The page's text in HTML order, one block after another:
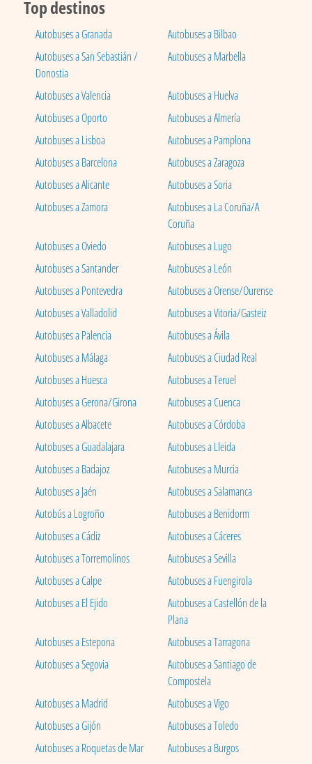
Top destinos
Autobuses a Granada
Autobuses a Bilbao
Autobuses a San Sebastián /
Donostia
Autobuses a Marbella
Autobuses a Valencia
Autobuses a Huelva
Autobuses a Oporto
Autobuses a Almería
Autobuses a Lisboa
Autobuses a Pamplona
Autobuses a Barcelona
Autobuses a Zaragoza
Autobuses a Alicante
Autobuses a Soria
Autobuses a Zamora
Autobuses a La Coruña/A
Coruña
Autobuses a Oviedo
Autobuses a Lugo
Autobuses a Santander
Autobuses a León
Autobuses a Pontevedra
Autobuses a Orense/Ourense
Autobuses a Valladolid
Autobuses a Vitoria/Gasteiz
Autobuses a Palencia
Autobuses a Ávila
Autobuses a Málaga
Autobuses a Ciudad Real
Autobuses a Huesca
Autobuses a Teruel
Autobuses a Gerona/Girona
Autobuses a Cuenca
Autobuses a Albacete
Autobuses a Córdoba
Autobuses a Guadalajara
Autobuses a Lleida
Autobuses a Badajoz
Autobuses a Murcia
Autobuses a Jaén
Autobuses a Salamanca
Autobús a Logroño
Autobuses a Benidorm
Autobuses a Cádiz
Autobuses a Cáceres
Autobuses a Torremolinos
Autobuses a Sevilla
Autobuses a Calpe
Autobuses a Fuengirola
Autobuses a El Ejido
Autobuses a Castellón de la
Plana
Autobuses a Estepona
Autobuses a Tarragona
Autobuses a Segovia
Autobuses a Santiago de
Compostela
Autobuses a Madrid
Autobuses a Vigo
Autobuses a Gijón
Autobuses a Toledo
Autobuses a Roquetas de Mar
Autobuses a Burgos